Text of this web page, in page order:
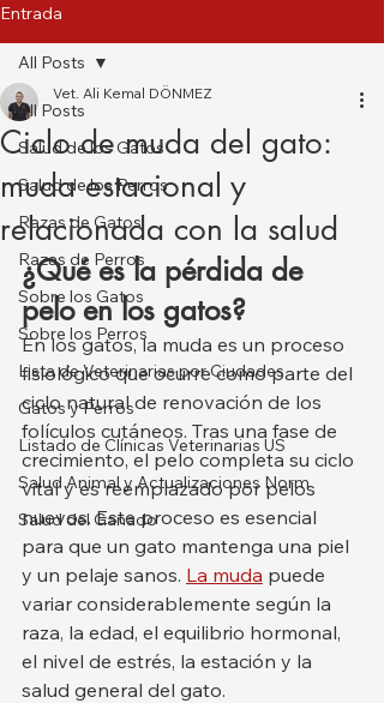
Entrada
All Posts
Salud de los Gatos
Salud de los Perros
Razas de Gatos
Razas de Perros
Sobre los Gatos
Sobre los Perros
Lista de Veterinarias por Ciudades
Gatos y Perros
Listado de Clínicas Veterinarias US
Salud Animal y Actualizaciones Norm
Salud del Ganado
All Posts
Ciclo de muda del gato:
muda estacional y
relacionada con la salud
Vet. Ali Kemal DÖNMEZ
¿Qué es la pérdida de
pelo en los gatos?
En los gatos, la muda es un proceso
fisiológico que ocurre como parte del
ciclo natural de renovación de los
folículos cutáneos. Tras una fase de
crecimiento, el pelo completa su ciclo
vital y es reemplazado por pelos
nuevos. Este proceso es esencial
para que un gato mantenga una piel
y un pelaje sanos. La muda puede
variar considerablemente según la
raza, la edad, el equilibrio hormonal,
el nivel de estrés, la estación y la
salud general del gato.